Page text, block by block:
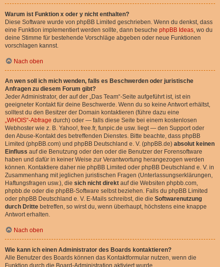
Warum ist Funktion x oder y nicht enthalten?
Diese Software wurde von phpBB Limited geschrieben. Wenn du denkst, dass
eine Funktion implementiert werden sollte, dann besuche phpBB Ideas, wo du
deine Stimme für bestehende Vorschläge abgeben oder neue Funktionen
vorschlagen kannst.
Nach oben
An wen soll ich mich wenden, falls es Beschwerden oder juristische
Anfragen zu diesem Forum gibt?
Jeder Administrator, der auf der „Das Team“-Seite aufgeführt ist, ist ein
geeigneter Kontakt für deine Beschwerde. Wenn du so keine Antwort erhältst,
solltest du den Besitzer der Domain kontaktieren (führe dazu eine
„WHOIS“-Abfrage durch) oder — falls diese Seite bei einem kostenlosen
Webhoster wie z. B. Yahoo!, free.fr, funpic.de usw. liegt — den Support oder
den Abuse-Kontakt des betreffenden Dienstes. Bitte beachte, dass phpBB
Limited (phpBB.com) und phpBB Deutschland e. V. (phpBB.de) absolut keinen
Einfluss auf die Benutzung oder den oder die Benutzer der Forensoftware
haben und dafür in keiner Weise zur Verantwortung herangezogen werden
können. Kontaktiere daher nie phpBB Limited oder phpBB Deutschland e. V. in
Zusammenhang mit jeglichen juristischen Fragen (Unterlassungserklärungen,
Haftungsfragen usw.), die sich nicht direkt auf die Websiten phpbb.com,
phpbb.de oder die phpBB-Software selbst beziehen. Falls du phpBB Limited
oder phpBB Deutschland e. V. E-Mails schreibst, die die Softwarenutzung
durch Dritte betreffen, so wirst du, wenn überhaupt, höchstens eine knappe
Antwort erhalten.
Nach oben
Wie kann ich einen Administrator des Boards kontaktieren?
Alle Benutzer des Boards können das Kontaktformular nutzen, wenn die
Funktion durch die Board-Administration aktiviert wurde.